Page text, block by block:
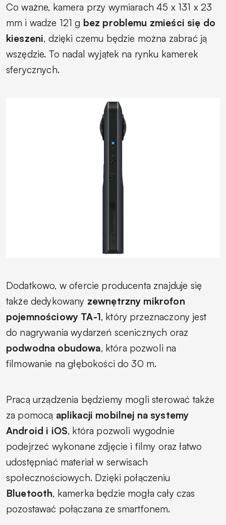
Co ważne, kamera przy wymiarach 45 x 131 x 23
mm i wadze 121 g bez problemu zmieści się do
kieszeni, dzięki czemu będzie można zabrać ją
wszędzie. To nadal wyjątek na rynku kamerek
sferycznych.
Dodatkowo, w ofercie producenta znajduje się
także dedykowany zewnętrzny mikrofon
pojemnościowy TA-1, który przeznaczony jest
do nagrywania wydarzeń scenicznych oraz
podwodna obudowa, która pozwoli na
filmowanie na głębokości do 30 m.
Pracą urządzenia będziemy mogli sterować także
za pomocą aplikacji mobilnej na systemy
Android i iOS, która pozwoli wygodnie
podejrzeć wykonane zdjęcie i filmy oraz łatwo
udostępniać materiał w serwisach
społecznościowych. Dzięki połączeniu
Bluetooth, kamerka będzie mogła cały czas
pozostawać połączana ze smartfonem.